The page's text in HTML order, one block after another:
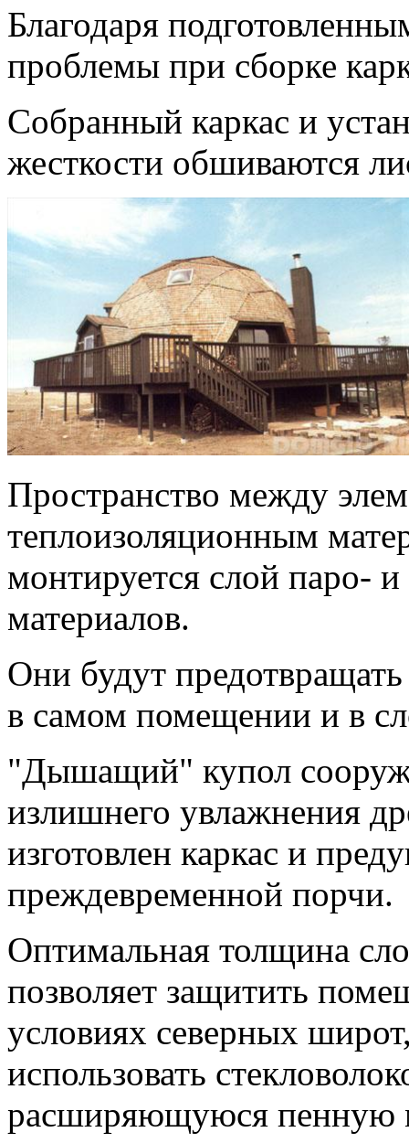
Благодаря
проблемы при сборке
Собранный каркас и
жесткости обшиваются
Пространство между
теплоизоляционным
монтируется слой паро-
материалов.
Они будут
в самом помещении и в
"Дышащий" купол
излишнего увлажнения
изготовлен каркас и
преждевременной порчи.
Оптимальная толщина
позволяет защитить
условиях северных
использовать
расширяющуюся пенную